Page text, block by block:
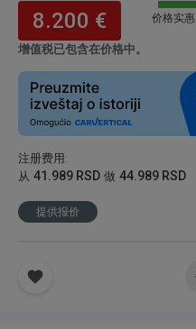
8.200 €
增值税已包含在价格中。
价格实惠
注册费用 :
从 41.989 RSD 做 44.989 RSD
提供报价